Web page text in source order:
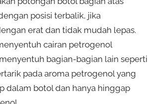
posisi terbalik, jika
erat dan tidak mudah lepas.
cairan petrogenol
bagian-bagian lain seperti
pada aroma petrogenol yang
dalam botol dan hanya hinggap